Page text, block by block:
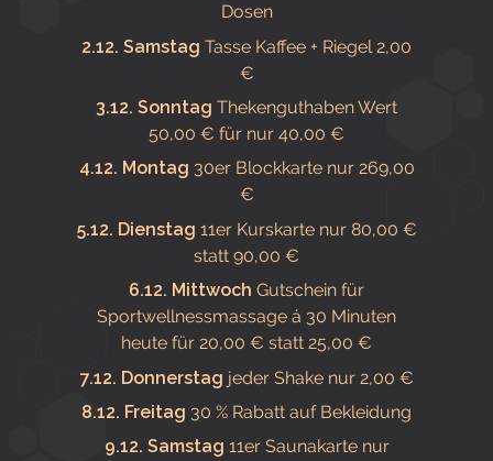
Dosen
2.12. Samstag Tasse Kaffee + Riegel 2,00
€
3.12. Sonntag Thekenguthaben Wert
50,00 € für nur 40,00 €
4.12. Montag 30er Blockkarte nur 269,00
€
5.12. Dienstag 11er Kurskarte nur 80,00 €
statt 90,00 €
6.12. Mittwoch Gutschein für
Sportwellnessmassage á 30 Minuten
heute für 20,00 € statt 25,00 €
7.12. Donnerstag jeder Shake nur 2,00 €
8.12. Freitag 30 % Rabatt auf Bekleidung
9.12. Samstag 11er Saunakarte nur